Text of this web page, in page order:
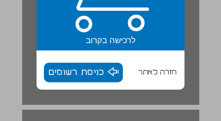
לרכישה בקרוב
חזרה לאתר כניסת רשומים
שְׁנֵי שִׁירִים עַל חֲבֵרִים / יְהוּדָה אַטְלַס ... 20